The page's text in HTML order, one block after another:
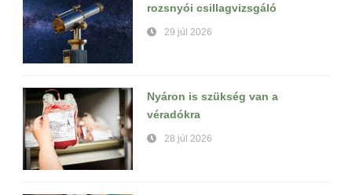
rozsnyói csillagvizsgáló
29 júl 2026
Nyáron is szükség van a
véradókra
28 júl 2026